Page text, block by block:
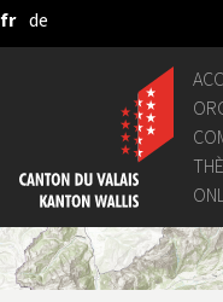
Saut au contenu principal
fr de